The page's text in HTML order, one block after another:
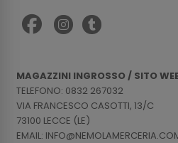
MAGAZZINI INGROSSO / SITO
TELEFONO: 0832 267032
VIA FRANCESCO CASOTTI, 13/C
73100 LECCE (LE)
EMAIL: